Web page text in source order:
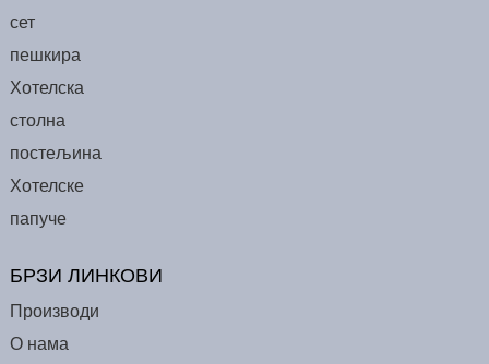
сет
пешкира
Хотелска
столна
постељина
Хотелске
папуче
БРЗИ ЛИНКОВИ
Производи
О нама